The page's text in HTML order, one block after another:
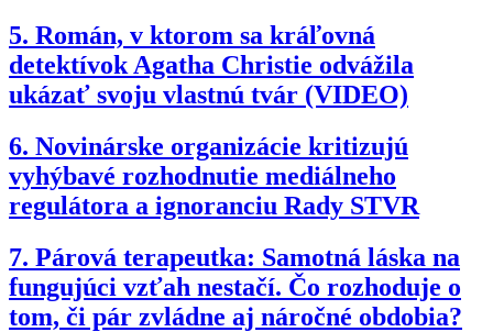
5. Román, v ktorom sa kráľovná
detektívok Agatha Christie odvážila
ukázať svoju vlastnú tvár (VIDEO)
6. Novinárske organizácie kritizujú
vyhýbavé rozhodnutie mediálneho
regulátora a ignoranciu Rady STVR
7. Párová terapeutka: Samotná láska na
fungujúci vzťah nestačí. Čo rozhoduje o
tom, či pár zvládne aj náročné obdobia?